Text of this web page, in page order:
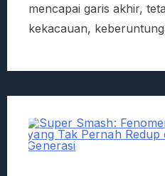
mencapai garis akhir,
kekacauan,